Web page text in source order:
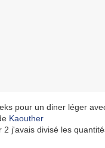
pour un diner léger
Kaouther
2 j'avais divisé les